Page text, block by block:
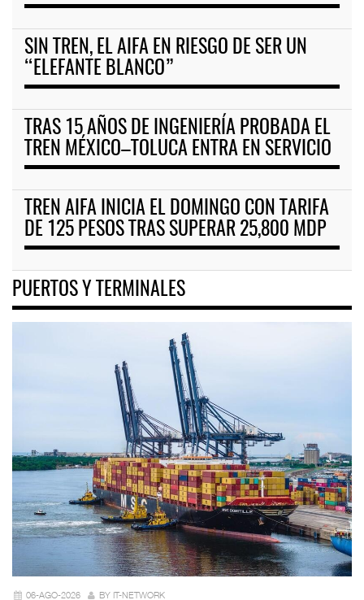
SIN TREN, EL AIFA EN RIESGO DE SER UN
“ELEFANTE BLANCO”
TRAS 15 AÑOS DE INGENIERÍA PROBADA EL
TREN MÉXICO–TOLUCA ENTRA EN SERVICIO
TREN AIFA INICIA EL DOMINGO CON TARIFA
DE 125 PESOS TRAS SUPERAR 25,800 MDP
PUERTOS Y TERMINALES
06-AGO-2026 BY IT-NETWORK